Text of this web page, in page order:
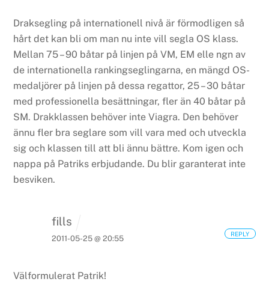
Draksegling på internationell nivå är förmodligen så
hårt det kan bli om man nu inte vill segla OS klass.
Mellan 75 – 90 båtar på linjen på VM, EM elle ngn av
de internationella rankingseglingarna, en mängd OS-
medaljörer på linjen på dessa regattor, 25 – 30 båtar
med professionella besättningar, fler än 40 båtar på
SM. Drakklassen behöver inte Viagra. Den behöver
ännu fler bra seglare som vill vara med och utveckla
sig och klassen till att bli ännu bättre. Kom igen och
nappa på Patriks erbjudande. Du blir garanterat inte
besviken.
fills
2011-05-25 @ 20:55
Välformulerat Patrik!
REPLY